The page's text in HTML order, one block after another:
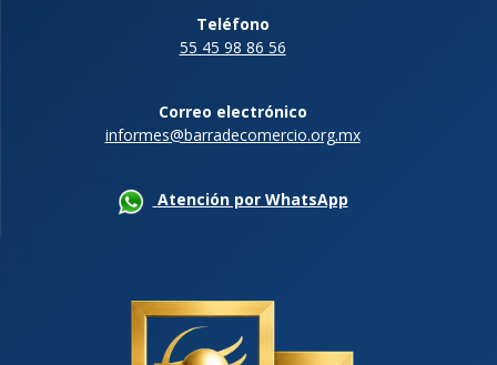
Teléfono
55 45 98 86 56
Correo electrónico
informes@barradecomercio.org.mx
Atención por WhatsApp